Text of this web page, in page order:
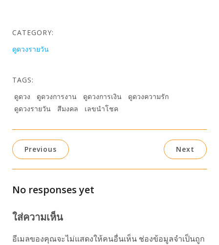
CATEGORY:
ดูดวงรายวัน
TAGS:
ดูดวง
ดูดวงการงาน ดูดวงการเงิน
ดูดวงความรัก
ดูดวงรายวัน
สีมงคล เลขนำโชค
Previous Next
No responses yet
ใส่ความเห็น
อีเมลของคุณจะไม่แสดงให้คนอื่นเห็น ช่องข้อมูลจำเป็นถูก